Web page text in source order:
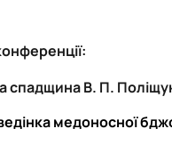
спадщина В. П.
медоносної